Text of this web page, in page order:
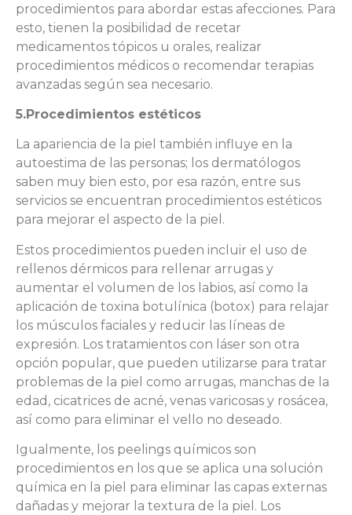
procedimientos para abordar estas afecciones. Para
esto, tienen la posibilidad de recetar
medicamentos tópicos u orales, realizar
procedimientos médicos o recomendar terapias
avanzadas según sea necesario.
5.Procedimientos estéticos
La apariencia de la piel también influye en la
autoestima de las personas; los dermatólogos
saben muy bien esto, por esa razón, entre sus
servicios se encuentran procedimientos estéticos
para mejorar el aspecto de la piel.
Estos procedimientos pueden incluir el uso de
rellenos dérmicos para rellenar arrugas y
aumentar el volumen de los labios, así como la
aplicación de toxina botulínica (botox) para relajar
los músculos faciales y reducir las líneas de
expresión. Los tratamientos con láser son otra
opción popular, que pueden utilizarse para tratar
problemas de la piel como arrugas, manchas de la
edad, cicatrices de acné, venas varicosas y rosácea,
así como para eliminar el vello no deseado.
Igualmente, los peelings químicos son
procedimientos en los que se aplica una solución
química en la piel para eliminar las capas externas
dañadas y mejorar la textura de la piel. Los